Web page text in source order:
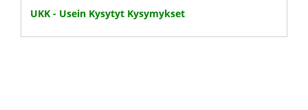
UKK - Usein Kysytyt Kysymykset